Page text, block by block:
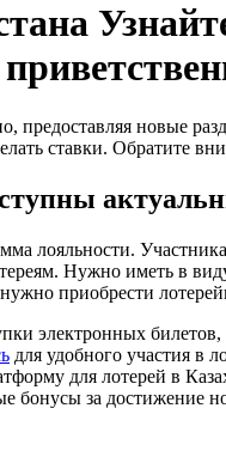
предоставляя новые
ставки. Обратите
лояльности.
Нужно иметь в
приобрести
электронных
для удобного участия в
для лотерей в
бонусы за достижение